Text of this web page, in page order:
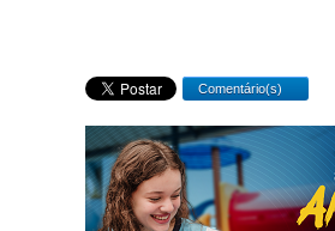
Comentário(s)